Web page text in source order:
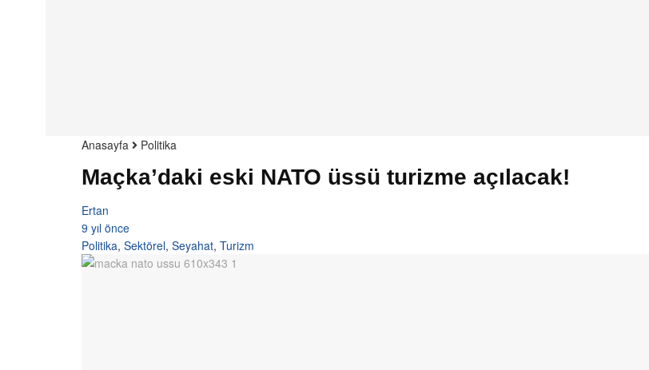
Anasayfa Politika
Maçka’daki eski NATO üssü turizme açılacak!
Ertan
9 yıl önce
Politika, Sektörel, Seyahat, Turizm